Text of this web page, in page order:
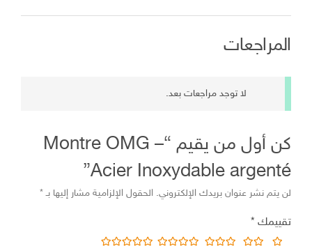
المراجعات
لا توجد مراجعات بعد.
كن أول من يقيم “Montre OMG –
Acier Inoxydable argenté”
لن يتم نشر عنوان بريدك الإلكتروني. الحقول الإلزامية مشار إليها بـ
تقييمك*